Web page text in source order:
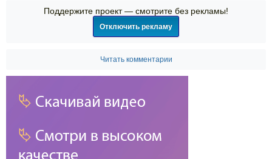
Поддержите проект — смотрите без рекламы!
Отключить рекламу
Читать комментарии